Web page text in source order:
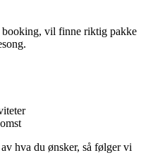
vil finne riktig pakke
hva du ønsker, så følger vi